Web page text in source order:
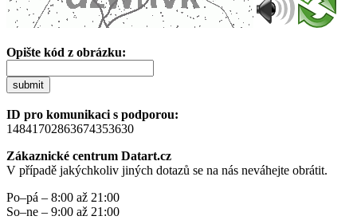
Opište kód z obrázku:
submit
ID pro komunikaci s podporou:
14841702863674353630
Zákaznické centrum Datart.cz
V případě jakýchkoliv jiných dotazů se na nás neváhejte obrátit.
Po–pá – 8:00 až 21:00
So–ne – 9:00 až 21:00